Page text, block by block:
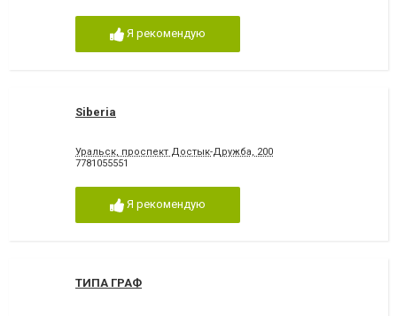
Я рекомендую
Siberia
Уральск, проспект Достык-Дружба, 200
7781055551
Я рекомендую
ТИПА ГРАФ